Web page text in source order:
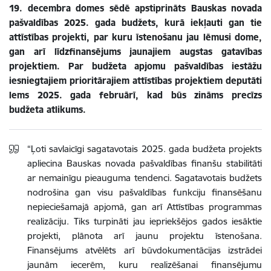
19. decembra domes sēdē apstiprināts Bauskas novada
pašvaldības 2025. gada budžets, kurā iekļauti gan tie
attīstības projekti, par kuru īstenošanu jau lēmusi dome,
gan arī līdzfinansējums jaunajiem augstas gatavības
projektiem. Par budžeta apjomu pašvaldības iestāžu
iesniegtajiem prioritārajiem attīstības projektiem deputāti
lems 2025. gada februārī, kad būs zināms precīzs
budžeta atlikums.
“Ļoti savlaicīgi sagatavotais 2025. gada budžeta projekts
apliecina Bauskas novada pašvaldības finanšu stabilitāti
ar nemainīgu pieauguma tendenci. Sagatavotais budžets
nodrošina gan visu pašvaldības funkciju finansēšanu
nepieciešamajā apjomā, gan arī Attīstības programmas
realizāciju. Tiks turpināti jau iepriekšējos gados iesāktie
projekti, plānota arī jaunu projektu īstenošana.
Finansējums atvēlēts arī būvdokumentācijas izstrādei
jaunām iecerēm, kuru realizēšanai finansējumu